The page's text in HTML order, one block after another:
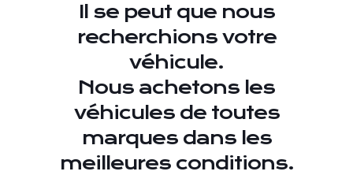
Il se peut que nous
recherchions votre
véhicule.
Nous achetons les
véhicules de toutes
marques dans les
meilleures conditions.